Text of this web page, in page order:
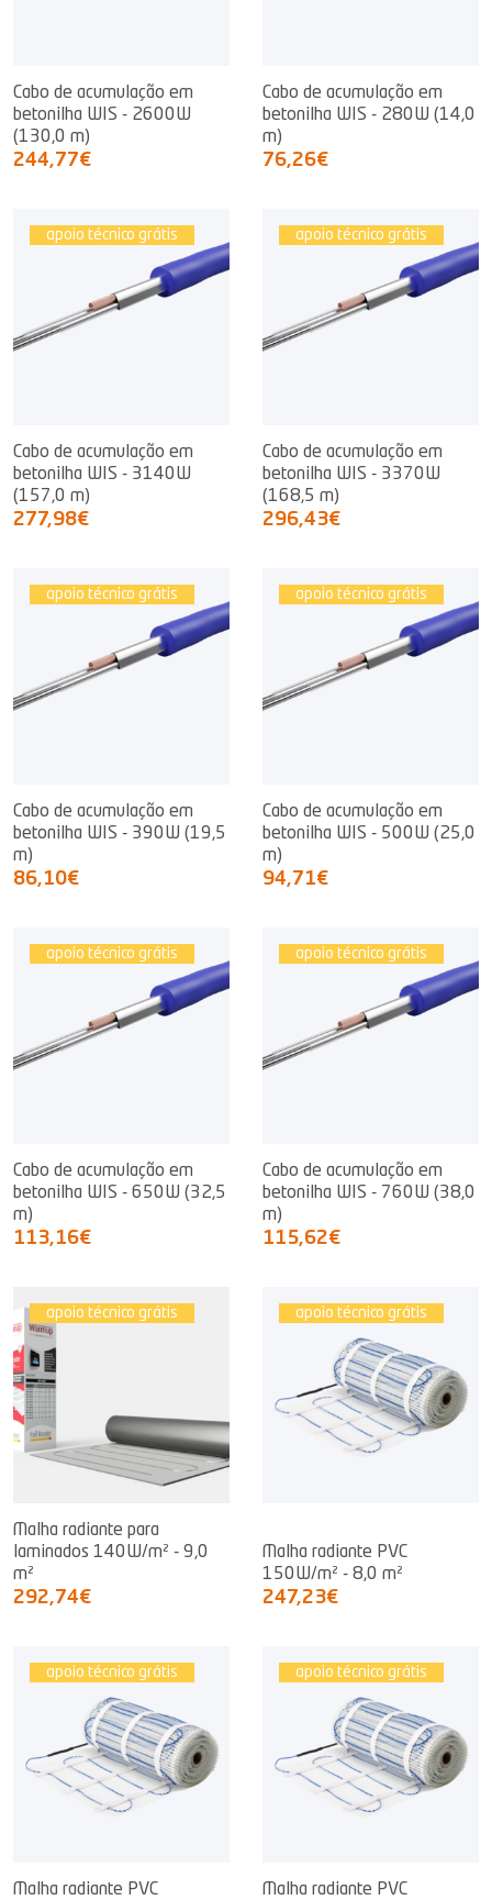
Cabo de acumulação em
betonilha WIS - 2600W
(130,0 m)
244,77€
Cabo de acumulação em
betonilha WIS - 280W (14,0
m)
76,26€
apoio técnico grátis
Cabo de acumulação em
betonilha WIS - 3140W
(157,0 m)
277,98€
apoio técnico grátis
Cabo de acumulação em
betonilha WIS - 3370W
(168,5 m)
296,43€
apoio técnico grátis
Cabo de acumulação em
betonilha WIS - 390W (19,5
m)
86,10€
apoio técnico grátis
Cabo de acumulação em
betonilha WIS - 500W (25,0
m)
94,71€
apoio técnico grátis
Cabo de acumulação em
betonilha WIS - 650W (32,5
m)
113,16€
apoio técnico grátis
Cabo de acumulação em
betonilha WIS - 760W (38,0
m)
115,62€
apoio técnico grátis
Malha radiante para
laminados 140W/m² - 9,0
m²
292,74€
apoio técnico grátis
Malha radiante PVC
150W/m² - 8,0 m²
247,23€
apoio técnico grátis
Malha radiante PVC
apoio técnico grátis
Malha radiante PVC